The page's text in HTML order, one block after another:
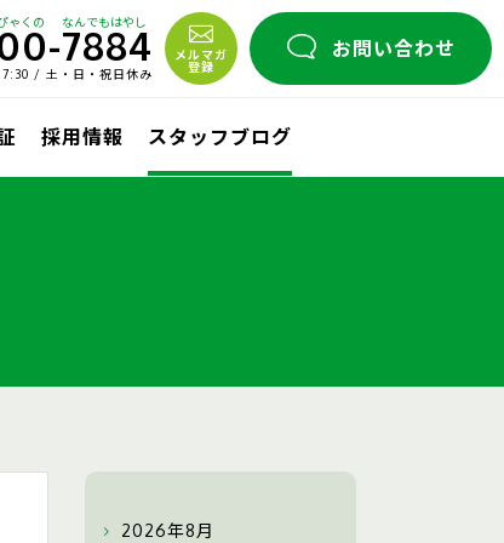
ゃくの -7884
なんでもはやし
/ 土・日・祝日休み
メルマガ
登録
お問い合わせ
採用情報 スタッフブログ
2026年8月